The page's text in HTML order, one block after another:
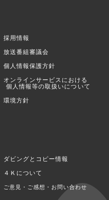
採用情報
放送番組審議会
個人情報保護方針
オンラインサービスにおける
個人情報等の取扱いについて
環境方針
ダビングとコピー情報
４Ｋについて
ご意見・ご感想・お問い合わせ